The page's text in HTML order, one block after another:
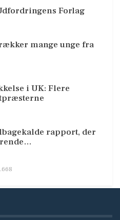
Forlag
mange unge fra
i UK: Flere
rapport, der